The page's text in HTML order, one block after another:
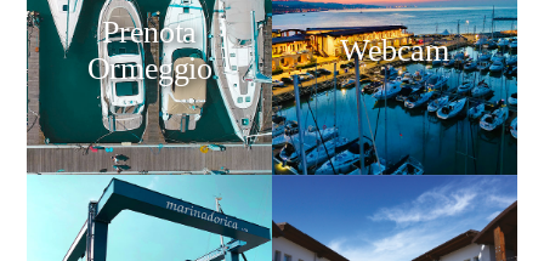
Prenota
Ormeggio
Webcam